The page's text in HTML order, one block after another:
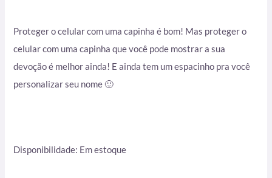
Proteger o celular com uma capinha é bom! Mas proteger o
celular com uma capinha que você pode mostrar a sua
devoção é melhor ainda! E ainda tem um espacinho pra você
personalizar seu nome 🙂
Disponibilidade: Em estoque